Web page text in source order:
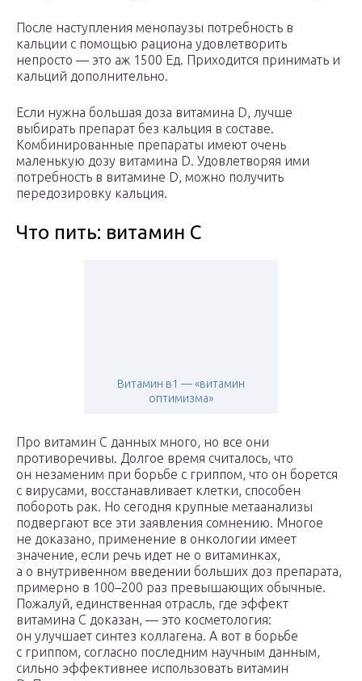
После наступления менопаузы потребность в
кальции с помощью рациона удовлетворить
непросто — это аж 1500 Ед. Приходится принимать и
кальций дополнительно.
Если нужна большая доза витамина D, лучше
выбирать препарат без кальция в составе.
Комбинированные препараты имеют очень
маленькую дозу витамина D. Удовлетворяя ими
потребность в витамине D, можно получить
передозировку кальция.
Что пить: витамин С
Витамин в1 — «витамин
оптимизма»
Про витамин С данных много, но все они
противоречивы. Долгое время считалось, что
он незаменим при борьбе с гриппом, что он борется
с вирусами, восстанавливает клетки, способен
побороть рак. Но сегодня крупные метаанализы
подвергают все эти заявления сомнению. Многое
не доказано, применение в онкологии имеет
значение, если речь идет не о витаминках,
а о внутривенном введении больших доз препарата,
примерно в 100–200 раз превышающих обычные.
Пожалуй, единственная отрасль, где эффект
витамина C доказан, — это косметология:
он улучшает синтез коллагена. А вот в борьбе
с гриппом, согласно последним научным данным,
сильно эффективнее использовать витамин